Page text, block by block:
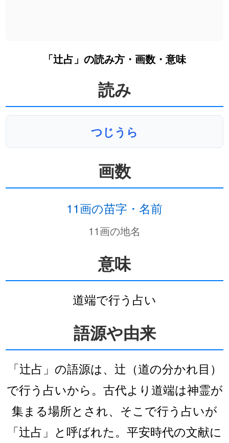
「辻占」の読み方・画数・意味
読み
つじうら
画数
11画の苗字・名前
11画の地名
意味
道端で行う占い
語源や由来
「辻占」の語源は、辻（道の分かれ目）
で行う占いから。古代より道端は神霊が
集まる場所とされ、そこで行う占いが
「辻占」と呼ばれた。平安時代の文献に